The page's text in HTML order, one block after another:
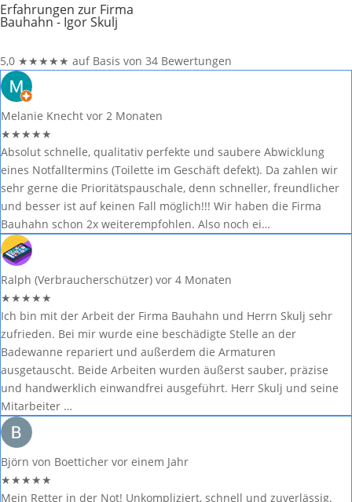
Erfahrungen zur Firma
Bauhahn - Igor Skulj
5,0 ★★★★★ auf Basis von 34 Bewertungen
Melanie Knecht vor 2 Monaten
★★★★★
Absolut schnelle, qualitativ perfekte und saubere Abwicklung
eines Notfalltermins (Toilette im Geschäft defekt). Da zahlen wir
sehr gerne die Prioritätspauschale, denn schneller, freundlicher
und besser ist auf keinen Fall möglich!!! Wir haben die Firma
Bauhahn schon 2x weiterempfohlen. Also noch ei…
Ralph (Verbraucherschützer) vor 4 Monaten
★★★★★
Ich bin mit der Arbeit der Firma Bauhahn und Herrn Skulj sehr
zufrieden. Bei mir wurde eine beschädigte Stelle an der
Badewanne repariert und außerdem die Armaturen
ausgetauscht. Beide Arbeiten wurden äußerst sauber, präzise
und handwerklich einwandfrei ausgeführt. Herr Skulj und seine
Mitarbeiter …
Björn von Boetticher vor einem Jahr
★★★★★
Mein Retter in der Not! Unkompliziert, schnell und zuverlässig.